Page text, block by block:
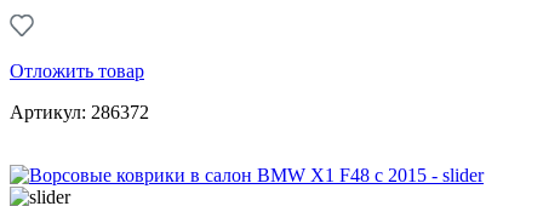
Отложить товар
Артикул: 286372